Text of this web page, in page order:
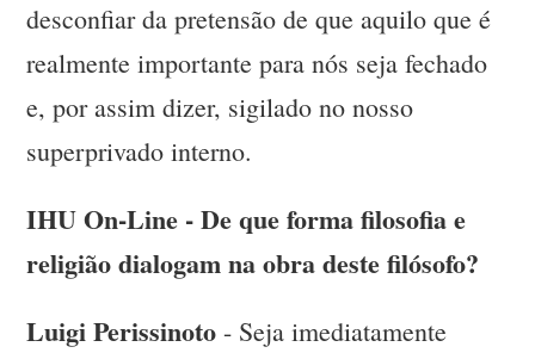
desconfiar da pretensão de que aquilo que é
realmente importante para nós seja fechado
e, por assim dizer, sigilado no nosso
superprivado interno.
IHU On-Line - De que forma filosofia e
religião dialogam na obra deste filósofo?
Luigi Perissinoto - Seja imediatamente